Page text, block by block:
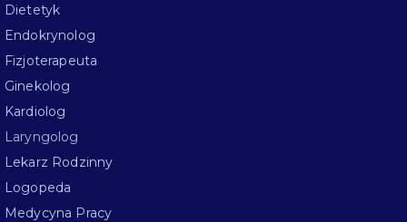
Dietetyk
Endokrynolog
Fizjoterapeuta
Ginekolog
Kardiolog
Laryngolog
Lekarz Rodzinny
Logopeda
Medycyna Pracy